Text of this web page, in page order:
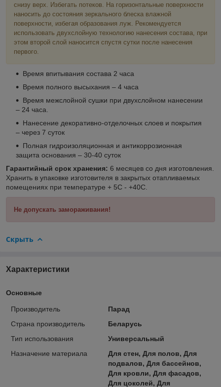
снизу верх. Избегать потеков. На горизонтальные поверхности
наносить до состояния зеркального блеска влажной
поверхности, избегая образования луж. Рекомендуется
использовать двухслойную технологию нанесения состава, при
этом второй слой наносится спустя сутки после нанесения
первого.
Время впитывания состава 2 часа
Время полного высыхания – 4 часа
Время межслойной сушки при двухслойном нанесении
– 24 часа.
Нанесение декоративно-отделочных слоев и покрытия
– через 7 суток
Полная гидроизоляционная и антикоррозионная
защита основания – 30-40 суток
Гарантийный срок хранения: 6 месяцев со дня изготовления.
Хранить в упаковке изготовителя в закрытых отапливаемых
помещениях при температуре + 5С - +40С.
Не допускать замораживания!
Скрыть
Характеристики
Основные
Производитель
Парад
Страна производитель
Беларусь
Тип использования
Универсальный
Назначение материала
Для стен, Для полов, Для
подвалов, Для бассейнов,
Для кровли, Для фасадов,
Для цоколей, Для